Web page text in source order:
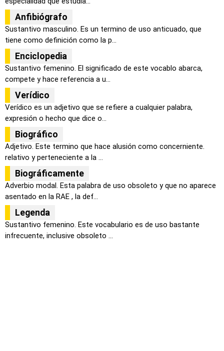
Anfibiógrafo
Sustantivo masculino. Es un termino de uso anticuado, que
tiene como definición como la p...
Enciclopedia
Sustantivo femenino. El significado de este vocablo abarca,
compete y hace referencia a u...
Verídico
Verídico es un adjetivo que se refiere a cualquier palabra,
expresión o hecho que dice o...
Biográfico
Adjetivo. Este termino que hace alusión como concerniente.
relativo y perteneciente a la ...
Biográficamente
Adverbio modal. Esta palabra de uso obsoleto y que no aparece
asentado en la RAE , la def...
Legenda
Sustantivo femenino. Este vocabulario es de uso bastante
infrecuente, inclusive obsoleto ...